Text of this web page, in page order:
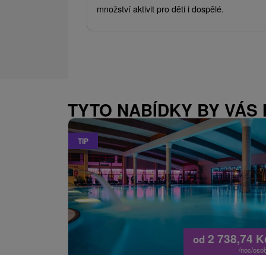
množství aktivit pro děti i dospělé.
TYTO NABÍDKY BY VÁS
TIP
od 2 738,74
/noc/